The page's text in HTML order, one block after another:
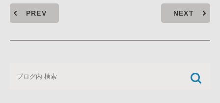
PREV NEXT